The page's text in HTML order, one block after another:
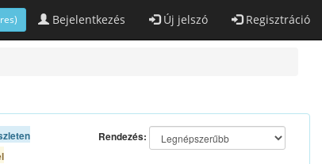
Bejelentkezés Új jelszó Regisztráció
Rendezés: